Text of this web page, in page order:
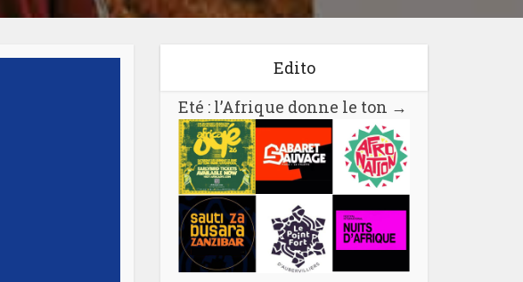
Edito
Eté : l’Afrique donne le ton →